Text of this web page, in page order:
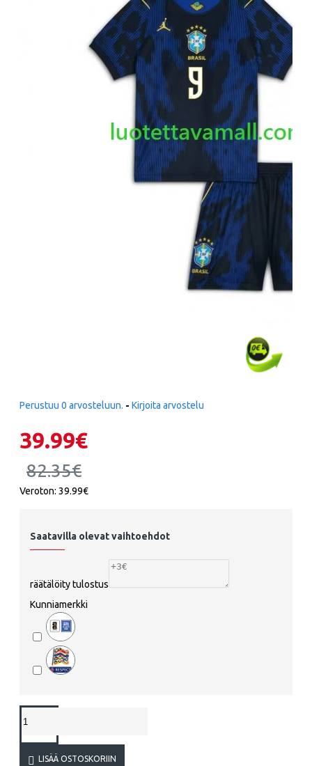
Perustuu 0 arvosteluun. - Kirjoita arvostelu
39.99€
82.35€
Veroton: 39.99€
Saatavilla olevat vaihtoehdot
räätälöity tulostus
Kunniamerkki
LISÄÄ OSTOSKORIIN